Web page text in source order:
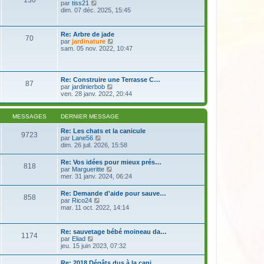
a
r
m
s
s
a
g
r
n
e
r
m
e
a
g
e
par tiss21
o
e
d
e
i
e
r
m
e
s
s
a
g
e
dim. 07 déc. 2025, 15:45
70
Re: Arbre de jade
par jardinature
o
d
e
r
n
e
r
m
s
s
a
e
sam. 05 nov. 2022, 10:47
87
Re: Construire une Terrasse C…
par jardinierbob
o
r
l
d
e
r
n
i
e
m
e
s
a
ven. 28 janv. 2022, 20:44
MESSAGES DERNIER MESSAGE
9723
Re: Les chats et la canicule
par Lane56
o
l
e
d
e
r
i
r
m
e
s
s
a
dim. 26 juil. 2026, 15:58
818
Re: Vos idées pour mieux prés…
par Margueritte
o
r
l
e
d
r
n
e
r
m
mer. 31 janv. 2024, 06:24
858
Re: Demande d'aide pour sauve…
par Rico24
o
e
d
e
r
mar. 11 oct. 2022, 14:14
1174
Re: sauvetage bébé moineau da…
par Eliad
o
r
jeu. 15 juin 2023, 07:32